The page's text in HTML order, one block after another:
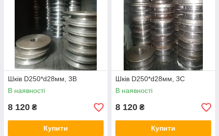
Шків D250*d28мм, 3В
В наявності
8 120 ₴
Купити
Шків D250*d28мм, 3С
В наявності
8 120 ₴
Купити